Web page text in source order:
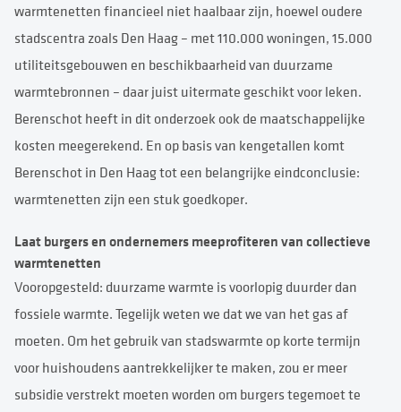
warmtenetten financieel niet haalbaar zijn, hoewel oudere
stadscentra zoals Den Haag – met 110.000 woningen, 15.000
utiliteitsgebouwen en beschikbaarheid van duurzame
warmtebronnen – daar juist uitermate geschikt voor leken.
Berenschot heeft in dit onderzoek ook de maatschappelijke
kosten meegerekend. En op basis van kengetallen komt
Berenschot in Den Haag tot een belangrijke eindconclusie:
warmtenetten zijn een stuk goedkoper.
Laat burgers en ondernemers meeprofiteren van collectieve
warmtenetten
Vooropgesteld: duurzame warmte is voorlopig duurder dan
fossiele warmte. Tegelijk weten we dat we van het gas af
moeten. Om het gebruik van stadswarmte op korte termijn
voor huishoudens aantrekkelijker te maken, zou er meer
subsidie verstrekt moeten worden om burgers tegemoet te